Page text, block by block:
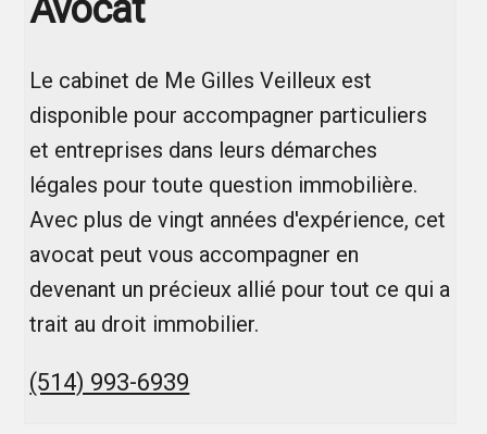
Avocat
Le cabinet de Me Gilles Veilleux est
disponible pour accompagner particuliers
et entreprises dans leurs démarches
légales pour toute question immobilière.
Avec plus de vingt années d'expérience, cet
avocat peut vous accompagner en
devenant un précieux allié pour tout ce qui a
trait au droit immobilier.
(514) 993-6939